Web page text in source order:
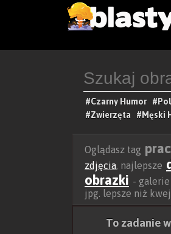
#Czarny Humor
#Zwierzęta
#Męski
Oglądasz tag
zdjęcia, najlepsze
obrazki -
jpg. lepsze niż
To zadanie